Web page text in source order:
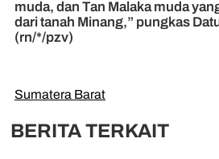
muda, dan Tan Malaka muda
dari tanah Minang,” pungkas
(rn/*/pzv)
Sumatera Barat
BERITA TERKAIT